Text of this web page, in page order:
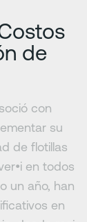
de
con
su
de flotillas
en todos
un año, han
en